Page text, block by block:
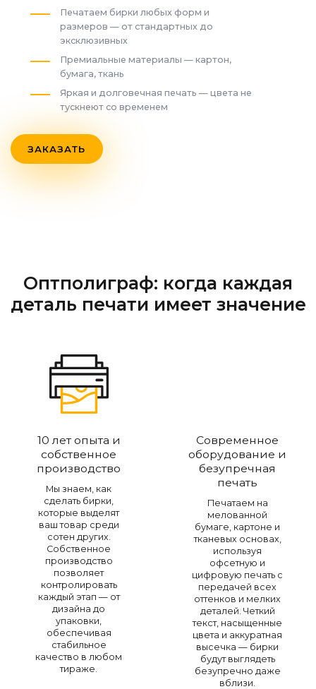
Печатаем бирки любых форм и
размеров — от стандартных до
эксклюзивных
Премиальные материалы — картон,
бумага, ткань
Яркая и долговечная печать — цвета не
тускнеют со временем
ЗАКАЗАТЬ
Оптполиграф: когда каждая
деталь печати имеет значение
10 лет опыта и
собственное
производство
Мы знаем, как
сделать бирки,
которые выделят
ваш товар среди
сотен других.
Собственное
производство
позволяет
контролировать
каждый этап — от
дизайна до
упаковки,
обеспечивая
стабильное
качество в любом
тираже.
Современное
оборудование и
безупречная
печать
Печатаем на
мелованной
бумаге, картоне и
тканевых основах,
используя
офсетную и
цифровую печать с
передачей всех
оттенков и мелких
деталей. Четкий
текст, насыщенные
цвета и аккуратная
высечка — бирки
будут выглядеть
безупречно даже
вблизи.